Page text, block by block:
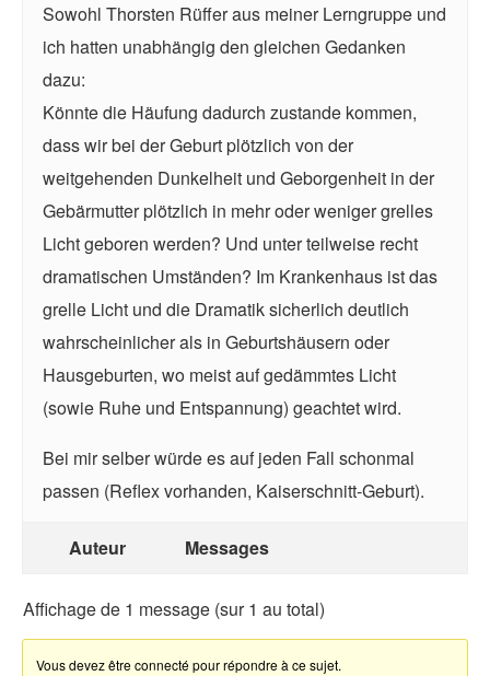
Sowohl Thorsten Rüffer aus meiner Lerngruppe und
ich hatten unabhängig den gleichen Gedanken
dazu:
Könnte die Häufung dadurch zustande kommen,
dass wir bei der Geburt plötzlich von der
weitgehenden Dunkelheit und Geborgenheit in der
Gebärmutter plötzlich in mehr oder weniger grelles
Licht geboren werden? Und unter teilweise recht
dramatischen Umständen? Im Krankenhaus ist das
grelle Licht und die Dramatik sicherlich deutlich
wahrscheinlicher als in Geburtshäusern oder
Hausgeburten, wo meist auf gedämmtes Licht
(sowie Ruhe und Entspannung) geachtet wird.
Bei mir selber würde es auf jeden Fall schonmal
passen (Reflex vorhanden, Kaiserschnitt-Geburt).
Auteur Messages
Affichage de 1 message (sur 1 au total)
Vous devez être connecté pour répondre à ce sujet.